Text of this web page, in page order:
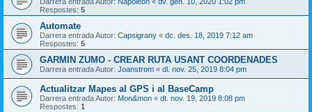
Respostes: 5
Automate
Darrera entrada Autor: Capsigrany « dc. des. 18, 2019 7:12 am
Respostes: 5
GARMIN ZUMO - CREAR RUTA USANT COORDENADES
Darrera entrada Autor: Joanstrom « dl. nov. 25, 2019 8:04 pm
Actualitzar Mapes al GPS i al BaseCamp
Darrera entrada Autor: Mon&mon « dt. nov. 19, 2019 8:08 pm
Respostes: 1